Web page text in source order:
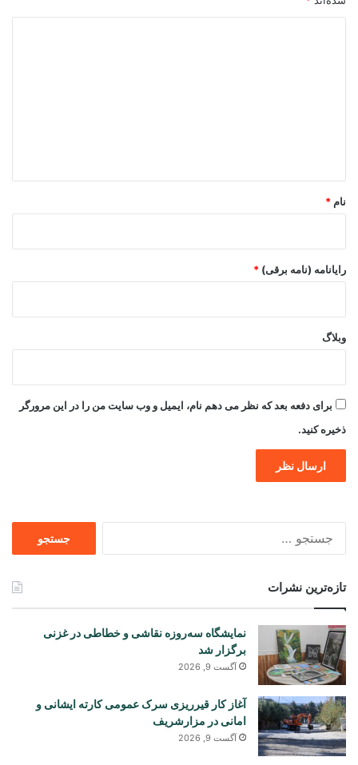
نام *
رایانامه (نامه برقی) *
وبلاگ
برای دفعه بعد که نظر می دهم نام، ایمیل و وب سایت من را در این مرورگر
ذخیره کنید.
تازه‌ترین نشرات
نمایشگاه سه‌روزه نقاشی و خطاطی در غزنی
برگزار شد
آگست 9, 2026
آغاز کار قیرریزی سرک عمومی کارته ایشانی و
امانی در مزارشریف
آگست 9, 2026